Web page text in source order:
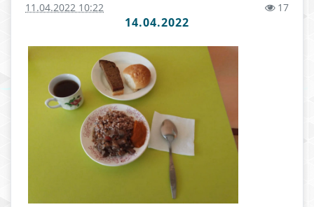
11.04.2022 10:22 17
14.04.2022